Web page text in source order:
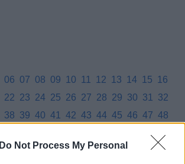
Do Not Process My Personal
06 07 08 09 10 11 12 13 14 15
16
22 23 24 25 26 27 28 29 30 31
32
38 39 40 41 42 43 44 45 46 47 48
63
64
70 71 72 73 74 75 76 77 78 79
80